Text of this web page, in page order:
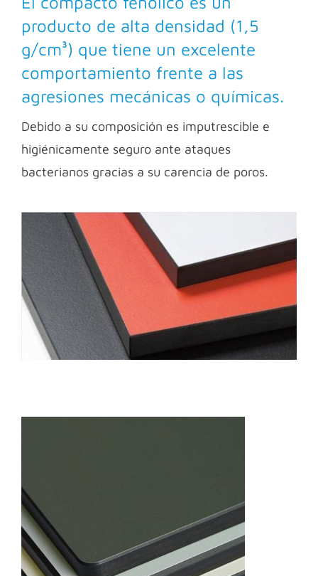
producto de alta densidad (1,5
g/cm³) que tiene un excelente
comportamiento frente a las
agresiones mecánicas o químicas.
Debido a su composición es imputrescible e
higiénicamente seguro ante ataques
bacterianos gracias a su carencia de poros.